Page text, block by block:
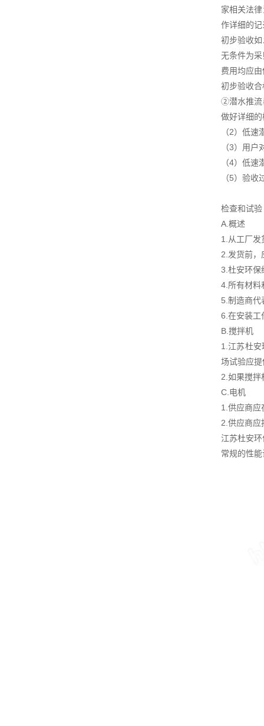
家相关法
作详细的记
初步验收
无条件为
费用均应
初步验收
②潜水推流
做好详细
（2）低
（3）用
（4）低
（5）验
检查和试验
A.概述
1.从工厂发
2.发货前，
3.杜安环保
4.所有材料
5.制造商代
6.在安装工
B.搅拌机
1.江苏杜
场试验应
2.如果搅拌
C.电机
1.供应商应
2.供应商应
江苏杜安
常规的性